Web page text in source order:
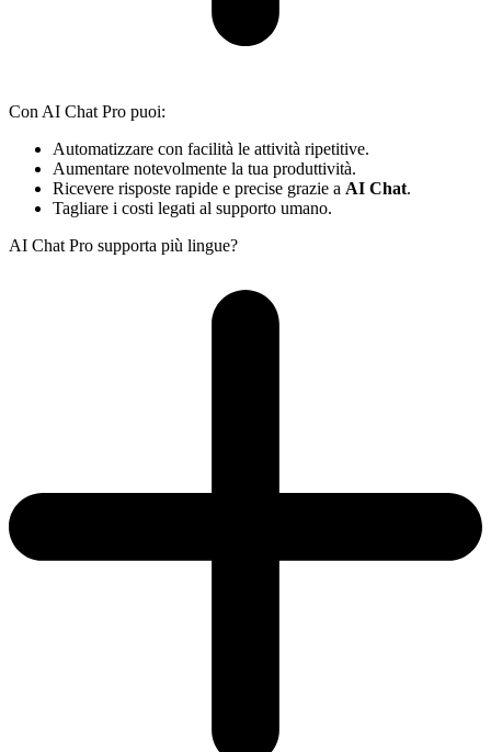
Con AI Chat Pro puoi:
Automatizzare con facilità le attività ripetitive.
Aumentare notevolmente la tua produttività.
Ricevere risposte rapide e precise grazie a AI Chat.
Tagliare i costi legati al supporto umano.
AI Chat Pro supporta più lingue?